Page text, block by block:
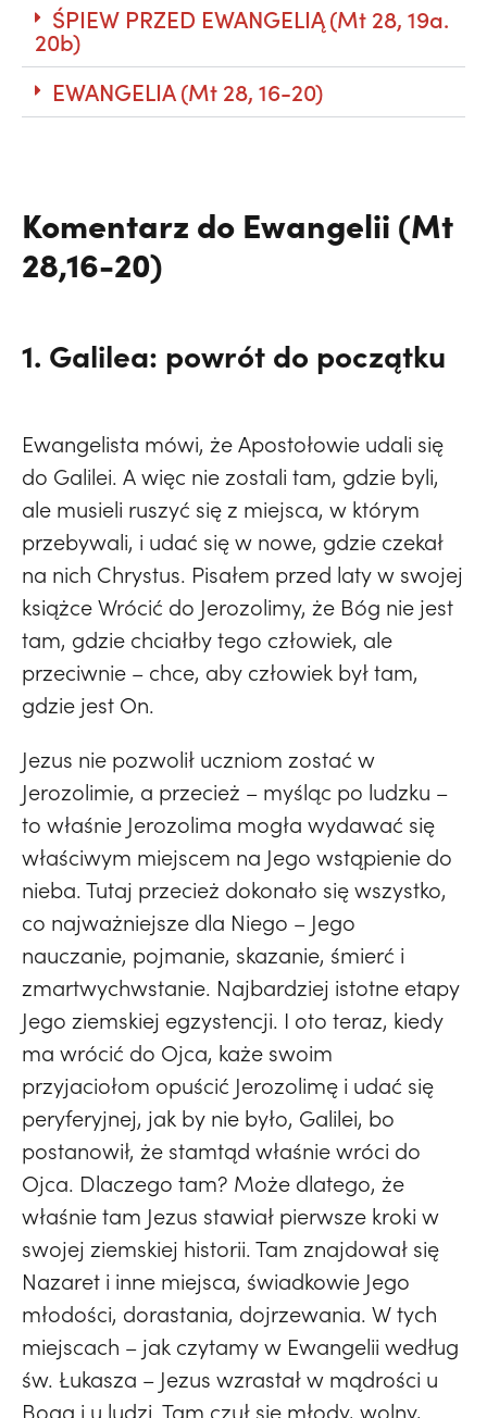
ŚPIEW PRZED EWANGELIĄ (Mt 28, 19a.
20b)
EWANGELIA (Mt 28, 16-20)
Komentarz do Ewangelii (Mt
28,16-20)
1. Galilea: powrót do początku
Ewangelista mówi, że Apostołowie udali się
do Galilei. A więc nie zostali tam, gdzie byli,
ale musieli ruszyć się z miejsca, w którym
przebywali, i udać się w nowe, gdzie czekał
na nich Chrystus. Pisałem przed laty w swojej
książce Wrócić do Jerozolimy, że Bóg nie jest
tam, gdzie chciałby tego człowiek, ale
przeciwnie – chce, aby człowiek był tam,
gdzie jest On.
Jezus nie pozwolił uczniom zostać w
Jerozolimie, a przecież – myśląc po ludzku –
to właśnie Jerozolima mogła wydawać się
właściwym miejscem na Jego wstąpienie do
nieba. Tutaj przecież dokonało się wszystko,
co najważniejsze dla Niego – Jego
nauczanie, pojmanie, skazanie, śmierć i
zmartwychwstanie. Najbardziej istotne etapy
Jego ziemskiej egzystencji. I oto teraz, kiedy
ma wrócić do Ojca, każe swoim
przyjaciołom opuścić Jerozolimę i udać się
peryferyjnej, jak by nie było, Galilei, bo
postanowił, że stamtąd właśnie wróci do
Ojca. Dlaczego tam? Może dlatego, że
właśnie tam Jezus stawiał pierwsze kroki w
swojej ziemskiej historii. Tam znajdował się
Nazaret i inne miejsca, świadkowie Jego
młodości, dorastania, dojrzewania. W tych
miejscach – jak czytamy w Ewangelii według
św. Łukasza – Jezus wzrastał w mądrości u
Boga i u ludzi. Tam czuł się młody, wolny,